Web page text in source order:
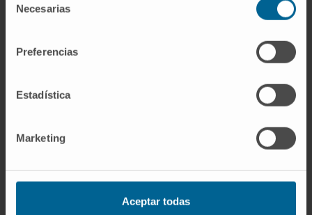
Necesarias
Preferencias
Estadística
Marketing
Aceptar todas
que requieren atención médica. Es importante
siguientes casos:
enfermedades autoinmunes o inflamatorias.
genéticas relacionadas con disfunción
Diagnóstico de enfermedades complejas,
con disfunciones en heterodímeros.